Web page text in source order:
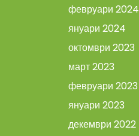
февруари 2024
януари 2024
октомври 2023
март 2023
февруари 2023
януари 2023
декември 2022